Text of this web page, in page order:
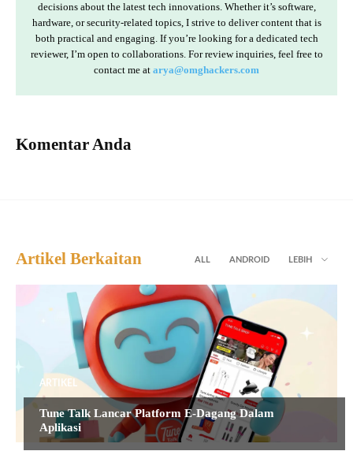
decisions about the latest tech innovations. Whether it’s software,
hardware, or security-related topics, I strive to deliver content that is
both practical and engaging. If you’re looking for a dedicated tech
reviewer, I’m open to collaborations. For review inquiries, feel free to
contact me at arya@omghackers.com
Komentar Anda
Artikel Berkaitan ALL ANDROID LEBIH
ARTIKEL
Tune Talk Lancar Platform E-Dagang Dalam
Aplikasi